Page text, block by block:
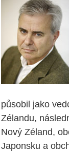
působil jako
Zélandu,
Nový Zéland,
Japonsku a